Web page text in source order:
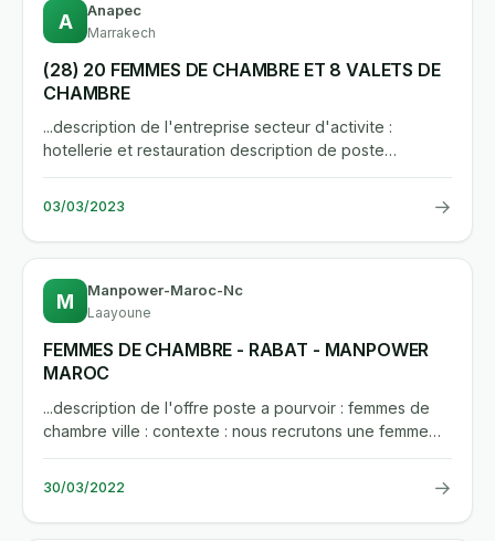
A Anapec
Marrakech
(28) 20 FEMMES DE CHAMBRE ET 8 VALETS DE
CHAMBRE
...description de l'entreprise secteur d'activite :
hotellerie et restauration description de poste
competences : remettre...
03/03/2023 →
M Manpower-Maroc-Nc
Laayoune
FEMMES DE CHAMBRE - RABAT - MANPOWER
MAROC
...description de l'offre poste a pourvoir : femmes de
chambre ville : contexte : nous recrutons une femme
de chambre au...
30/03/2022 →